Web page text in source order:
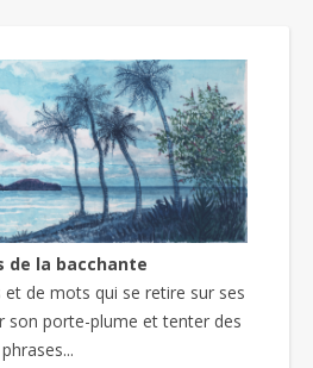
de la bacchante
de mots qui se retire sur ses
son porte-plume et tenter des
phrases...